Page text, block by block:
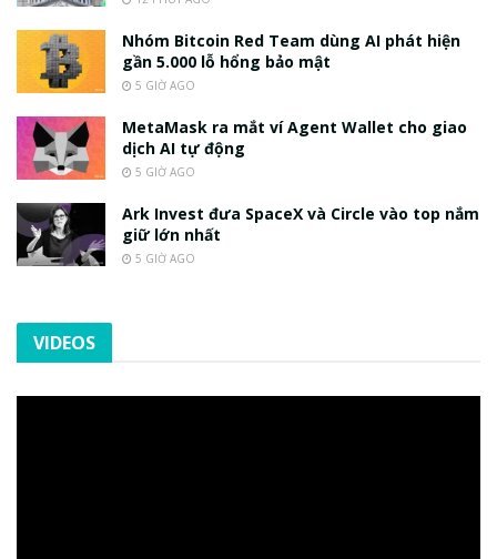
Nhóm Bitcoin Red Team dùng AI phát hiện
gần 5.000 lỗ hổng bảo mật
5 GIỜ AGO
MetaMask ra mắt ví Agent Wallet cho giao
dịch AI tự động
5 GIỜ AGO
Ark Invest đưa SpaceX và Circle vào top nắm
giữ lớn nhất
5 GIỜ AGO
VIDEOS